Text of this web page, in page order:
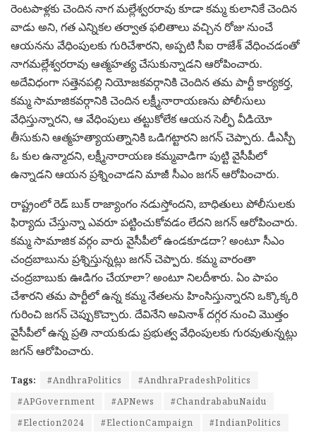
రెంటపాళ్లకు చెందిన నాగ మల్లేశ్వరరావు కూడా కమ్మ కులానికే చెందిన
వాడు అని, గత ఎన్నికల తర్వాత ఫలితాలు వచ్చిన రోజు నుంచే
ఆయనను వేధింపులకు గురిచేశారని, అప్పటి సీఐ రాజేశ్ వేధించడంతో
నాగమల్లేశ్వరరావు ఆత్మహత్య చేసుకున్నాడని ఆరోపించారు.
అదేవిధంగా సత్తెనపల్లి నియోజకవర్గానికి చెందిన తమ పార్టీ కార్యకర్త,
కమ్మ సామాజికవర్గానికి చెందిన లక్ష్మీనారాయణను పోలీసులు
వేధిస్తున్నారని, ఆ వేధింపులు తట్టుకోలేక ఆయన సెల్ఫీ వీడియో
తీసుకుని ఆత్మహత్యాయత్నానికి ఒడిగట్టారని జగన్ చెప్పారు. డీఎస్పీ
ఓ కుల ఉన్మాదని, లక్ష్మీనారాయణ కమ్మవాడిగా పుట్టి వైసీపీలో
ఉన్నాడని ఆయన ప్రశ్నించాడని మాజీ సీఎం జగన్ ఆరోపించారు.
రాష్ట్రంలో రెడ్ బుక్ రాజ్యాంగం నడుస్తోందని, బాధితులు పోలీసులకు
ఫిర్యాదు చేస్తున్నా ఎవరూ పట్టించుకోవడం లేదని జగన్ ఆరోపించారు.
కమ్మ సామాజిక వర్గం వారు వైసీపీలో ఉండకూడదా? అంటూ సీఎం
చంద్రబాబును ప్రశ్నిస్తున్నట్లు జగన్ చెప్పారు. కమ్మ వారంతా
చంద్రబాబుకు ఊడిగం చేయాలా? అంటూ నిలదీశారు. ఏం పాపం
చేశారని తమ పార్టీలో ఉన్న కమ్మ నేతలను హింసిస్తున్నారని ఒక్కొక్కరి
గురించి జగన్ చెప్పుకొచ్చారు. దేవినేని అవినాశ్ దగ్గర నుంచి మొత్తం
వైసీపీలో ఉన్న ప్రతి నాయకుడు ప్రభుత్వ వేధింపులకు గురవుతున్నట్లు
జగన్ ఆరోపించారు.
Tags: #AndhraPolitics
#AndhraPradeshPolitics
#APGovernment
#APNews
#ChandrababuNaidu
#Election2024
#ElectionCampaign #IndianPolitics